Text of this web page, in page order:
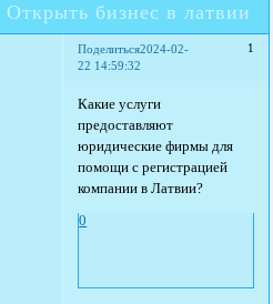
Открыть бизнес в латвии
Поделиться 1
2024-02-
22 14:59:32
Какие услуги
предоставляют
юридические фирмы для
помощи с регистрацией
компании в Латвии?
0